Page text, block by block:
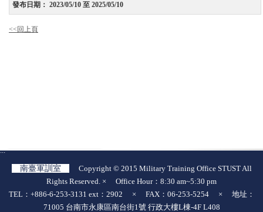
發布日期： 2023/05/10 至 2025/05/10
<<回上頁
:::
南臺軍訓室
Copyright © 2015 Military Training Office STUST All
Rights Reserved. × Office Hour：8:30 am~5:30 pm
TEL：+886-6-253-3131 ext：2902 × FAX：06-253-5254 × 地址：
71005 台南市永康區南台街1號 行政大樓L棟-4F L408